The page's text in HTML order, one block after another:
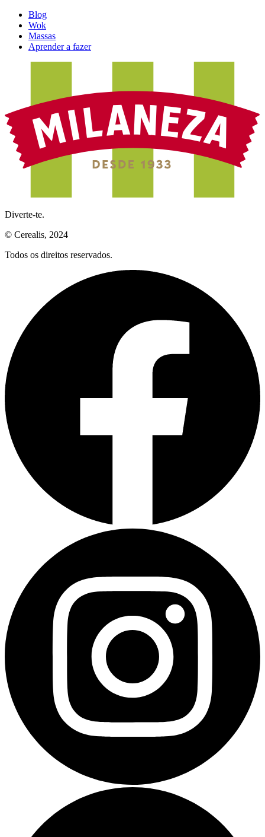
Blog
Wok
Massas
Aprender a fazer
Diverte-te.
© Cerealis, 2024
Todos os direitos reservados.